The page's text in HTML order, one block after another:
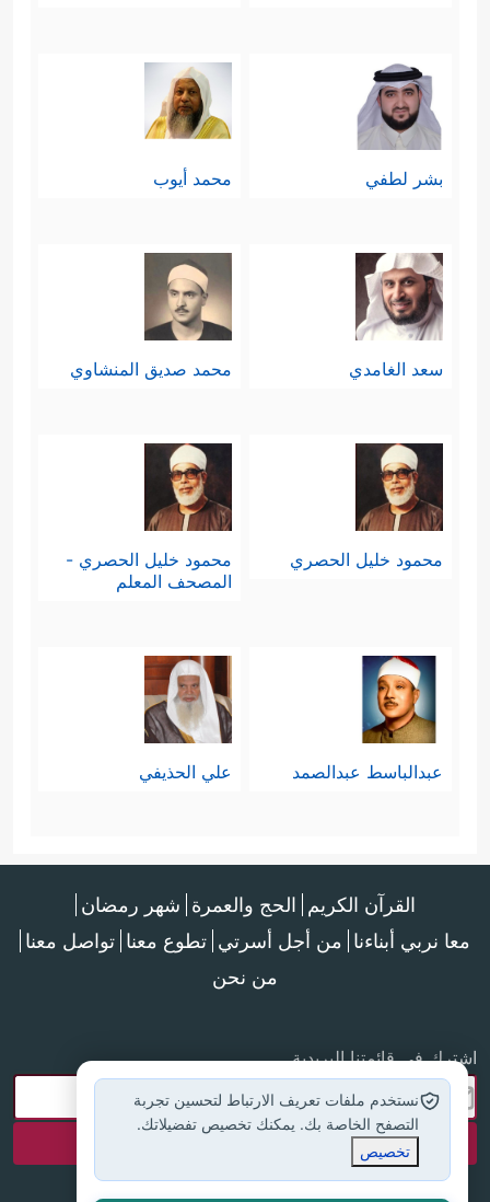
بشر لطفي محمد أيوب
سعد الغامدي محمد صديق المنشاوي
محمود خليل الحصري
محمود خليل الحصري -
المصحف المعلم
عبدالباسط عبدالصمد علي الحذيفي
القرآن الكريم الحج والعمرة شهر رمضان
معا نربي أبناءنا من أجل أسرتي تطوع معنا تواصل معنا
من نحن
اشترك في قائمتنا البريدية
نستخدم ملفات تعريف الارتباط لتحسين تجربة
التصفح الخاصة بك. يمكنك تخصيص تفضيلاتك.
تخصيص